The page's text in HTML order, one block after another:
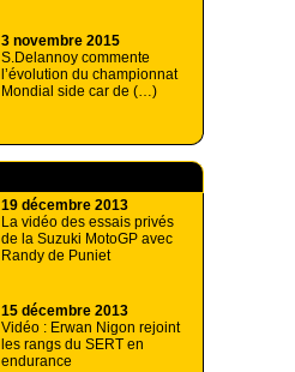
3 novembre 2015
S.Delannoy commente
l’évolution du championnat
Mondial side car de (…)
19 décembre 2013
La vidéo des essais privés
de la Suzuki MotoGP avec
Randy de Puniet
15 décembre 2013
Vidéo : Erwan Nigon rejoint
les rangs du SERT en
endurance